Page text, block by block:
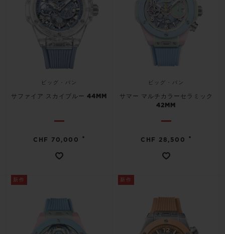
ビッグ・バン
サファイア スカイブルー 44MM
CHF 70,000 •
ビッグ・バン
サマー マルチカラーセラミック
42MM
CHF 28,500 •
新作 新作
5＋5年保証
ウブロティスタと延長保証
配送日数
送料＆返品無料
お問い合わせ